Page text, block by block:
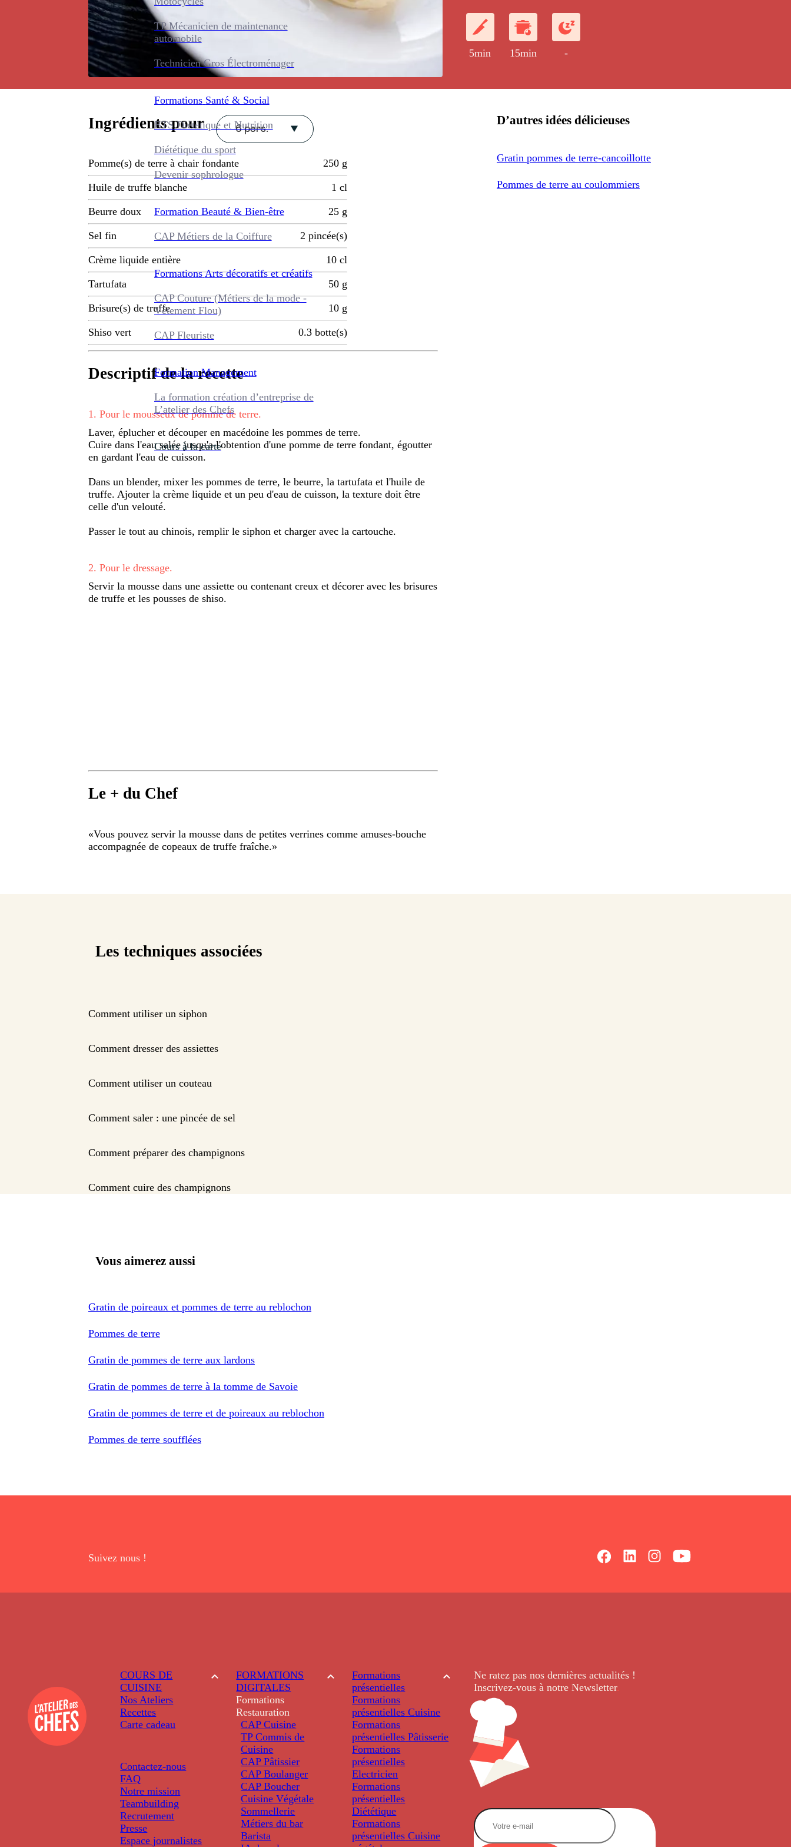
TP Mécanicien de maintenance
automobile
Technicien Gros Électroménager
Formations Santé & Social
BTS Diététique et Nutrition
Diététique du sport
Devenir sophrologue
Formation Beauté & Bien-être
CAP Métiers de la Coiffure
Formations Arts décoratifs et créatifs
CAP Couture (Métiers de la mode -
Vêtement Flou)
CAP Fleuriste
Formation Management
La formation création d’entreprise de
L’atelier des Chefs
Cours à la carte
5min 15min -
Ingrédients pour 6 pers.
Pomme(s) de terre à chair fondante 250 g
Huile de truffe blanche 1 cl
Beurre doux 25 g
Sel fin 2 pincée(s)
Crème liquide entière 10 cl
Tartufata 50 g
Brisure(s) de truffe 10 g
Shiso vert 0.3 botte(s)
Descriptif de la recette
1 . Pour le mousseux de pomme de terre.
Laver, éplucher et découper en macédoine les pommes de terre.
Cuire dans l'eau salée jusqu'a l'obtention d'une pomme de terre fondant, égoutter
en gardant l'eau de cuisson.
Dans un blender, mixer les pommes de terre, le beurre, la tartufata et l'huile de
truffe. Ajouter la crème liquide et un peu d'eau de cuisson, la texture doit être
celle d'un velouté.
Passer le tout au chinois, remplir le siphon et charger avec la cartouche.
2. Pour le dressage.
Servir la mousse dans une assiette ou contenant creux et décorer avec les brisures
de truffe et les pousses de shiso.
Le + du Chef
«Vous pouvez servir la mousse dans de petites verrines comme amuses-bouche
accompagnée de copeaux de truffe fraîche.»
D’autres idées délicieuses
Gratin pommes de terre-cancoillotte
Pommes de terre au coulommiers
Les techniques associées
Comment utiliser un siphon
Comment dresser des assiettes
Comment utiliser un couteau
Comment saler : une pincée de sel
Comment préparer des champignons
Comment cuire des champignons
Vous aimerez aussi
Gratin de poireaux et pommes de terre au reblochon
Pommes de terre
Gratin de pommes de terre aux lardons
Gratin de pommes de terre à la tomme de Savoie
Gratin de pommes de terre et de poireaux au reblochon
Pommes de terre soufflées
Suivez nous !
COURS DE
CUISINE
Nos Ateliers
Recettes
Carte cadeau
Contactez-nous
FAQ
Notre mission
Teambuilding
Recrutement
Presse
Espace journalistes
FORMATIONS
DIGITALES
Formations
Restauration
CAP Cuisine
TP Commis de
Cuisine
CAP Pâtissier
CAP Boulanger
CAP Boucher
Cuisine Végétale
Sommellerie
Métiers du bar
Barista
Formations
présentielles
Formations
présentielles Cuisine
Formations
présentielles Pâtisserie
Formations
présentielles
Electricien
Formations
présentielles
Diététique
Formations
présentielles Cuisine
Ne ratez pas nos dernièresactualités !
Inscrivez-vous à notre Newsletter.